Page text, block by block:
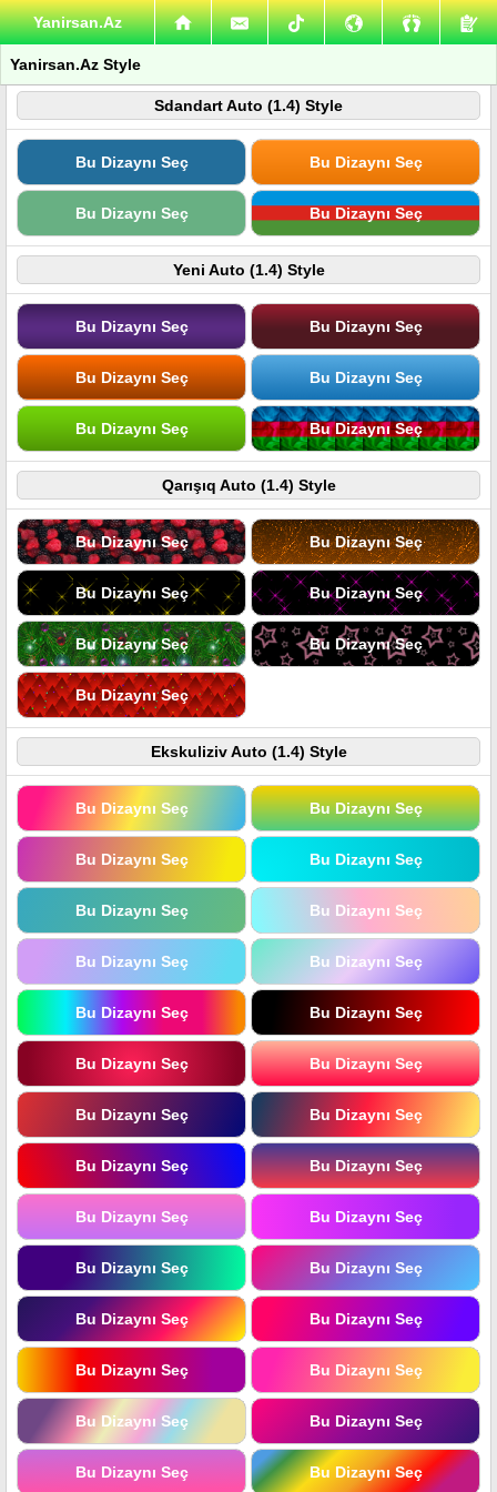
Yanirsan.Az
Yanirsan.Az Style
Sdandart Auto (1.4) Style
Bu Dizaynı Seç Bu Dizaynı Seç
Bu Dizaynı Seç Bu Dizaynı Seç
Yeni Auto (1.4) Style
Bu Dizaynı Seç Bu Dizaynı Seç
Bu Dizaynı Seç Bu Dizaynı Seç
Bu Dizaynı Seç Bu Dizaynı Seç
Qarışıq Auto (1.4) Style
Bu Dizaynı Seç Bu Dizaynı Seç
Bu Dizaynı Seç Bu Dizaynı Seç
Bu Dizaynı Seç Bu Dizaynı Seç
Bu Dizaynı Seç
Ekskuliziv Auto (1.4) Style
Bu Dizaynı Seç Bu Dizaynı Seç
Bu Dizaynı Seç Bu Dizaynı Seç
Bu Dizaynı Seç Bu Dizaynı Seç
Bu Dizaynı Seç Bu Dizaynı Seç
Bu Dizaynı Seç Bu Dizaynı Seç
Bu Dizaynı Seç Bu Dizaynı Seç
Bu Dizaynı Seç Bu Dizaynı Seç
Bu Dizaynı Seç Bu Dizaynı Seç
Bu Dizaynı Seç Bu Dizaynı Seç
Bu Dizaynı Seç Bu Dizaynı Seç
Bu Dizaynı Seç Bu Dizaynı Seç
Bu Dizaynı Seç Bu Dizaynı Seç
Bu Dizaynı Seç Bu Dizaynı Seç
Bu Dizaynı Seç Bu Dizaynı Seç